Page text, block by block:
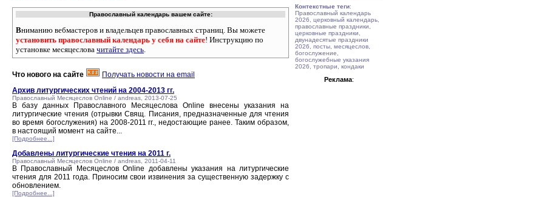
Православный календарь вашем сайте:
Вниманию вебмастеров и владельцев православных страниц. Вы можете
установить православный календарь у себя на сайте! Инструкцию по
установке месяцеслова читайте здесь.
Что нового на сайте
Получать новости на email
Архив литургических чтений на 2004-2013 гг.
Православный Месяцеслов Online / andreas, 2013-07-25
В базу данных Православного Месяцеслова Online внесены указания на
литургические чтения (отрывки Свящ. Писания, предназначенные для чтения
во время богослужения) на 2008-2011 гг., недостающие ранее. Таким образом,
в настоящий момент на сайте...
[Подробнее...]
Добавлены литургические чтения на 2011 г.
Православный Месяцеслов Online / andreas, 2011-04-11
В Православный Месяцеслов Online добавлены указания на литургические
чтения для 2011 года. Приносим свои извинения за существенную задержку с
обновлением.
[Подробнее...]
Контекстные теги:
Православный календарь
2026, церковный календарь,
православные праздники,
церковные праздники,
двунадесятые праздники
2026, посты, месяцеслов,
богослужение,
богослужебные указания
2026, тропари, кондаки
Реклама: